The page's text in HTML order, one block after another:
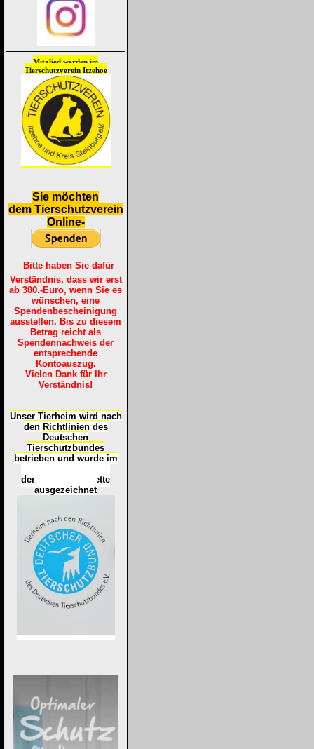
Mitglied werden im
Tierschutzverein Itzehoe
Sie möchten
dem Tierschutzverein
Online-
Bitte haben Sie dafür
Verständnis, dass wir erst
ab 300.-Euro, wenn Sie es
wünschen, eine
Spendenbescheinigung
ausstellen. Bis zu diesem
Betrag reicht als
Spendennachweis der
entsprechende
Kontoauszug.
Vielen Dank für Ihr
Verständnis!
Unser Tierheim wird nach
den Richtlinien des
Deutschen
Tierschutzbundes
betrieben und wurde im
der
Tierheimplakette
ausgezeichnet